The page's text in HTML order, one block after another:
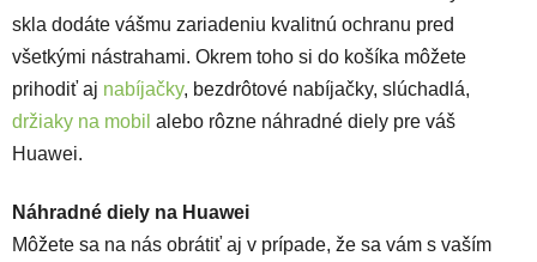
skla dodáte vášmu zariadeniu kvalitnú ochranu pred
všetkými nástrahami. Okrem toho si do košíka môžete
prihodiť aj nabíjačky, bezdrôtové nabíjačky, slúchadlá,
držiaky na mobil alebo rôzne náhradné diely pre váš
Huawei.
Náhradné diely na Huawei
Môžete sa na nás obrátiť aj v prípade, že sa vám s vaším